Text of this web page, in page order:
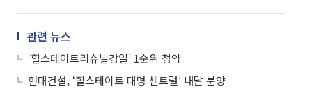
관련 뉴스
‘힐스테이트리슈빌강일’ 1순위 청약
현대건설, ‘힐스테이트 대명 센트럴’ 내달 분양